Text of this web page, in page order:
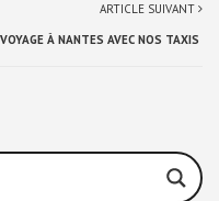
ARTICLE SUIVANT
À NANTES AVEC NOS TAXIS